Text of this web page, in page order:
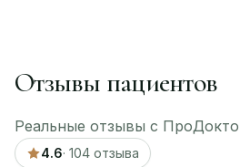
Отзывы пациентов
Реальные отзывы с
4.6· 104 отзыва